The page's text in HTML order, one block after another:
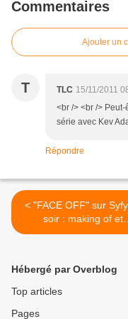
Commentaires
Ajouter un
T TLC 15/11/2011
<br /> <br />
série avec Kev
Répondre
< "FACE OFF" sur Syfy ce
soir : making of et
transformation de
Hébergé par Overblog
Top articles
Pages